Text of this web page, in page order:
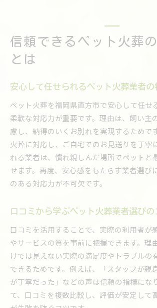
信頼できるペット火葬
とは
安心して任せられるペット火葬業者の
ペット火葬を福岡県直方市で安心して任せ
柔軟な対応力が重要です。理由は、飼い主
慮し、納得のいくお別れを実現するためで
火葬に対応し、ご自宅でのお見送りを丁寧
れる業者は、慣れ親しんだ場所でペットと
せます。再度、安心感をもたらす業者選び
のある対応力が不可欠です。
口コミから学ぶペット火葬業者選びの
口コミを活用することで、実際の利用者が
やサービスの質を事前に把握できます。理
けでは見えない実際の満足度やトラブルの
できるためです。例えば、「スタッフが親
が丁寧だった」などの声は信頼の指標にな
て、口コミを複数比較し、評価が安定して